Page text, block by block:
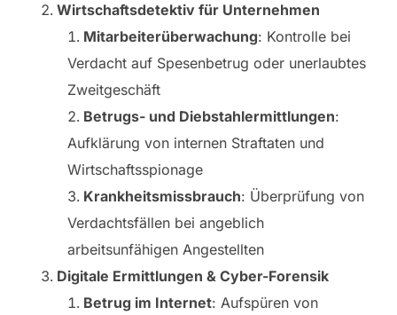
Wirtschaftsdetektiv für Unternehmen
Mitarbeiterüberwachung: Kontrolle bei
Verdacht auf Spesenbetrug oder unerlaubtes
Zweitgeschäft
Betrugs- und Diebstahlermittlungen:
Aufklärung von internen Straftaten und
Wirtschaftsspionage
Krankheitsmissbrauch: Überprüfung von
Verdachtsfällen bei angeblich
arbeitsunfähigen Angestellten
Digitale Ermittlungen & Cyber-Forensik
Betrug im Internet: Aufspüren von